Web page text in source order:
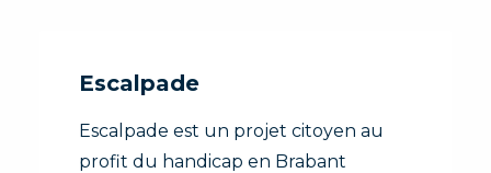
Escalpade
Escalpade est un projet citoyen au
profit du handicap en Brabant